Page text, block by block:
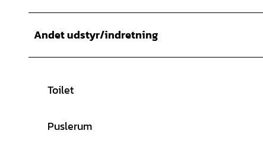
Andet udstyr/indretning
Toilet
Puslerum